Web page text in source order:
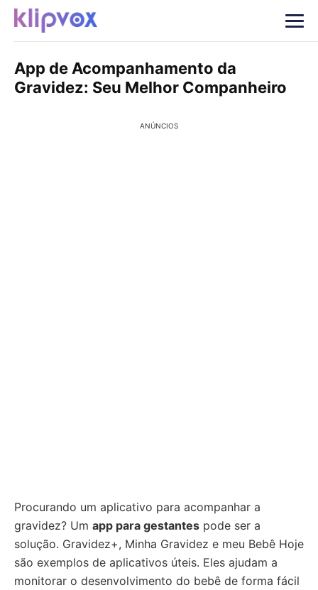
App de Acompanhamento da
Gravidez: Seu Melhor Companheiro
ANÚNCIOS
Procurando um aplicativo para acompanhar a
gravidez? Um app para gestantes pode ser a
solução. Gravidez+, Minha Gravidez e meu Bebê Hoje
são exemplos de aplicativos úteis. Eles ajudam a
monitorar o desenvolvimento do bebê de forma fácil